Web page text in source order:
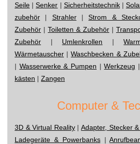
Seile |Senker | Sicherheitstechnik|
zubehör | Strahler|Strom &
Zubehör | Toiletten & Zubehör |
Zubehör | Umlenkrollen |
Wärmetauscher |Waschbecken &
| Wasserwerke & Pumpen |Werkzeug |
kästen | Zangen
Computer &
3D & Virtual Reality|Adapter, Stecker
Ladegeräte & Powerbanks|